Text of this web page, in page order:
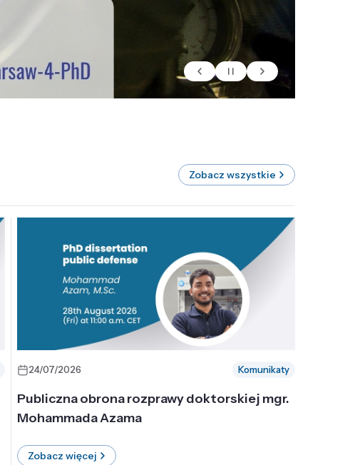
Zobacz wszystkie
24/07/2026 Komunikaty
Publiczna obrona rozprawy doktorskiej mgr.
Mohammada Azama
Zobacz więcej